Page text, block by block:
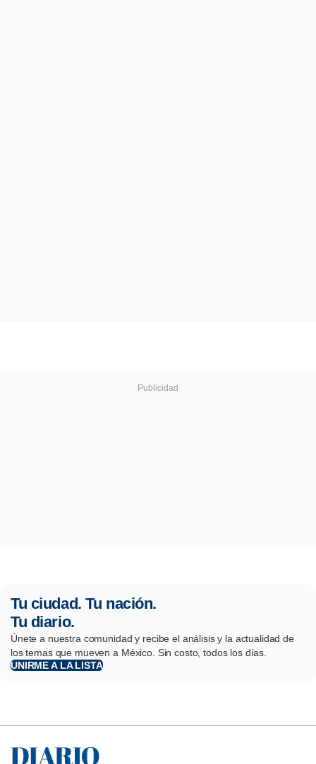
Tu ciudad. Tu nación.
Tu diario.
Únete a nuestra comunidad y recibe el análisis y la actualidad de
los temas que mueven a México. Sin costo, todos los días.
UNIRME A LA LISTA